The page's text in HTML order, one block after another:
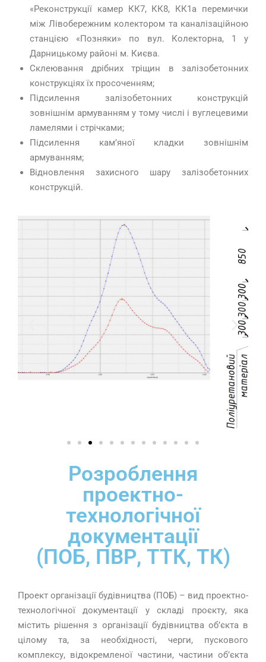
«Реконструкції камер КК7, КК8, КК1а перемички
між Лівобережним колектором та каналізаційною
станцією «Позняки» по вул. Колекторна, 1 у
Дарницькому районі м. Києва.
Склеювання дрібних тріщин в залізобетонних
конструкціях їх просоченням;
Підсилення залізобетонних конструкцій
зовнішнім армуванням у тому числі і вуглецевими
ламелями і стрічками;
Підсилення кам’яної кладки зовнішнім
армуванням;
Відновлення захисного шару залізобетонних
конструкцій.
Розроблення
проектно-
технологічної
документації
(ПОБ, ПВР, ТТК, ТК)
Проект організації будівництва (ПОБ) – вид проектно-
технологічної документації у складі проєкту, яка
містить рішення з організації будівництва об’єкта в
цілому та, за необхідності, черги, пускового
комплексу, відокремленої частини, частини об’єкта